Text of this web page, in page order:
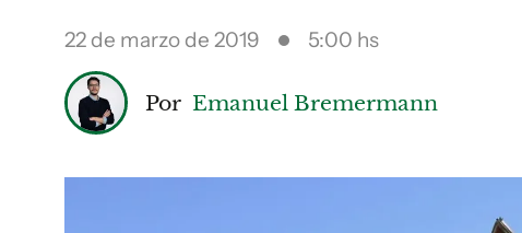
22 de marzo de 2019 5:00 hs
Por Emanuel Bremermann